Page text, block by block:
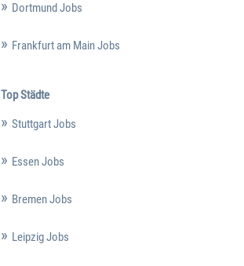
Dortmund Jobs
Frankfurt am Main Jobs
Top Städte
Stuttgart Jobs
Essen Jobs
Bremen Jobs
Leipzig Jobs